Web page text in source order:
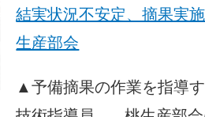
結実状況不安定、摘果
生産部会
▲予備摘果の作業を指導